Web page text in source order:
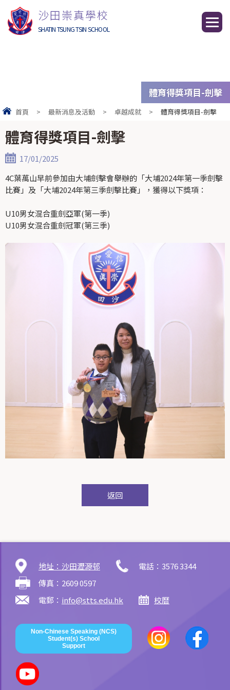
沙田崇真學校
SHATIN TSUNG TSIN SCHOOL
體育得獎項目-劍擊
首頁 > 最新消息及活動 > 卓越成就 > 體育得獎項目-劍擊
體育得獎項目-劍擊
17/01/2025
4C葉萬山早前參加由大埔劍擊會舉辦的「大埔2024年第一季劍擊
比賽」及「大埔2024年第三季劍擊比賽」，獲得以下獎項：
U10男女混合重劍亞軍(第一季)
U10男女混合重劍冠軍(第三季)
返回
地址：沙田瀝源邨
電話：3576 3344
傳真：2609 0597
電郵： info@stts.edu.hk 校曆
Non-Chinese Speaking (NCS)
Student(s) School
Support